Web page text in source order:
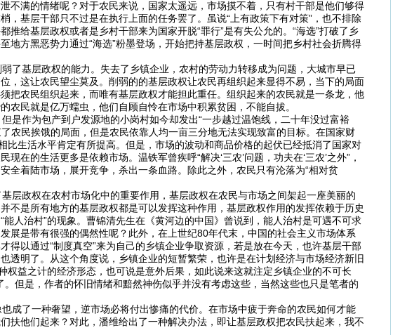
不满的情绪呢？对于农民来说，国家太遥远，市场摸不着，只有村干部是他们够得
基层干部只不过是在执行上面的任务罢了。虽说“上有政策下有对策”，也不排除
给基层政权或者是乡村干部来为国家开脱“罪行”是有失公允的。“海选”打破了乡
方黑恶势力通过“海选”粉墨登场，开始把持基层政权，一时间把乡村社会折腾得
基层政权的能力。失去了乡镇企业，农村的劳动力转移成为问题，大城市早已
，这让农民望尘莫及。削弱的的基层政权让农民再组织起来显得不易，当下的局面
把农民组织起来，而唯有基层政权才能担此重任。组织起来的农民就是一条龙，他
民就是亿万蠕虫，他们自顾自怜在市场中积累贫困，不能自拔。
作为包产到户发源地的小岗村如今却发出“一步越过温饱线，二十年没过富裕
农民挨饿的局面，但是农民依靠人均一亩三分地无法实现致富的目标。在国家财
生活水平肯定有所提高。但是，市场的波动和商品价格的起伏已经抵消了国家对
的生活更多是依赖市场。温铁军曾疾呼“解决‘三农’问题，功夫在‘三农’之外”，
着陆市场，展开竞争，杀出一条血路。除此之外，农民只有沦落为“相对贫
政权在农村市场化中的重要作用，基层政权在农民与市场之间架起一座美丽的
是所有地方的基层政权都是可以发挥这种作用，基层政权作用的发挥依赖于历史
人治村”的现象。曹锦清先生在《黄河边的中国》曾说到，能人治村是可遇不可求
展是带有很强的偶然性呢？此外，在上世纪80年代末，中国的社会主义市场体系
以通过“制度真空”来为自己的乡镇企业争取资源，若是放在今天，也许基层干部
透明了。从这个角度说，乡镇企业的短暂繁荣，也许是在计划经济与市场经济新旧
益之计的经济形态，也可说是意外后果，如此说来这就注定乡镇企业的不可长
但是，作者的怀旧情绪和黯然神伤似乎并没有考虑这些，当然这些也只是笔者的
了一种奢望，逆市场必将付出惨痛的代价。在市场中疲于奔命的农民如何才能
扶他们起来？对此，潘维给出了一种解决办法，即让基层政权把农民扶起来，我不